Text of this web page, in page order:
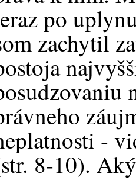
po
zachytil
-
8-10).